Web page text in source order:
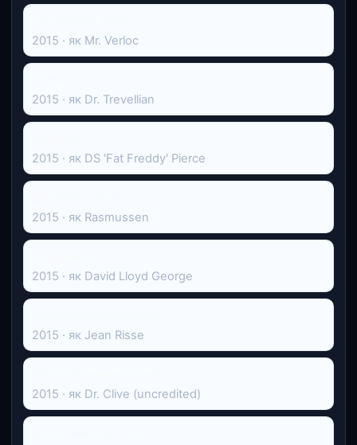
2015 · як Mr. Verloc
2015 · як Dr. Trevellian
2015 · як DS 'Fat Freddy' Pierce
2015 · як Rasmussen
2015 · як David Lloyd George
2015 · як Jean Risse
2015 · як Dr. Clive (uncredited)